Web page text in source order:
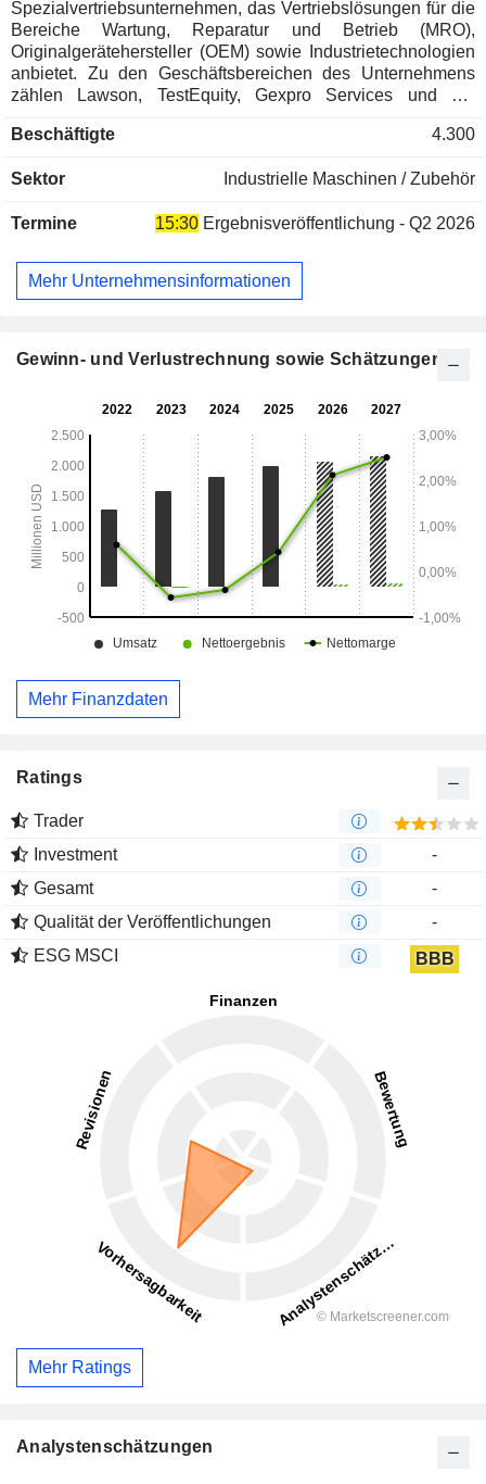
Spezialvertriebsunternehmen, das Vertriebslösungen für die
Bereiche Wartung, Reparatur und Betrieb (MRO),
Originalgerätehersteller (OEM) sowie Industrietechnologien
anbietet. Zu den Geschäftsbereichen des Unternehmens
zählen Lawson, TestEquity, Gexpro Services und die
Spezialprodukten und -dienstleistungen für den MRO-Markt
Einrichtungen und Behörden. Das Segment TestEquity ist
industriellen und elektronischen Produktionsmaterialien,
Verarbeitungs-, Fertigungs- und Klebelösungen seiner
Fertigungspartner. Das Segment Gexpro Services ist ein
Produktionslinienmanagement, den Aftermarket und die
Beschäftigte 4.300
Sektor Industrielle Maschinen / Zubehör
Termine 15:30 Ergebnisveröffentlichung - Q2 2026
Mehr Unternehmensinformationen
Gewinn- und Verlustrechnung sowie Schätzungen
Mehr Finanzdaten
Ratings
Trader
Investment
-
Gesamt
-
Qualität der Veröffentlichungen
-
ESG MSCI
BBB
Mehr Ratings
Analystenschätzungen